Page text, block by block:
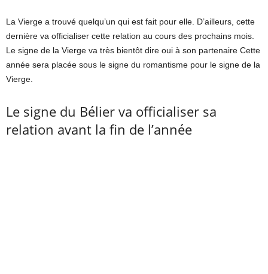
La Vierge a trouvé quelqu’un qui est fait pour elle. D’ailleurs, cette
dernière va officialiser cette relation au cours des prochains mois.
Le signe de la Vierge va très bientôt dire oui à son partenaire Cette
année sera placée sous le signe du romantisme pour le signe de la
Vierge.
Le signe du Bélier va officialiser sa
relation avant la fin de l’année